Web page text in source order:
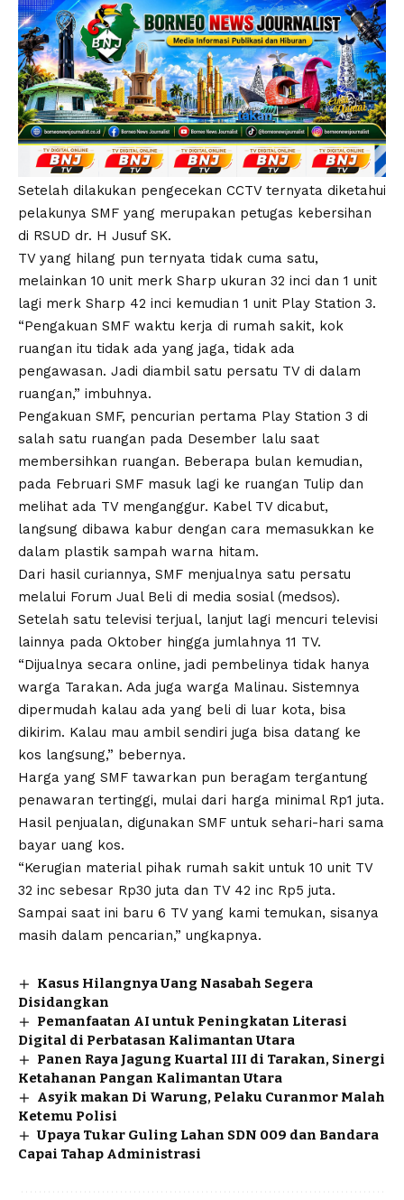
Setelah dilakukan pengecekan CCTV ternyata diketahui
pelakunya SMF yang merupakan petugas kebersihan
di RSUD dr. H Jusuf SK.
TV yang hilang pun ternyata tidak cuma satu,
melainkan 10 unit merk Sharp ukuran 32 inci dan 1 unit
lagi merk Sharp 42 inci kemudian 1 unit Play Station 3.
“Pengakuan SMF waktu kerja di rumah sakit, kok
ruangan itu tidak ada yang jaga, tidak ada
pengawasan. Jadi diambil satu persatu TV di dalam
ruangan,” imbuhnya.
Pengakuan SMF, pencurian pertama Play Station 3 di
salah satu ruangan pada Desember lalu saat
membersihkan ruangan. Beberapa bulan kemudian,
pada Februari SMF masuk lagi ke ruangan Tulip dan
melihat ada TV menganggur. Kabel TV dicabut,
langsung dibawa kabur dengan cara memasukkan ke
dalam plastik sampah warna hitam.
Dari hasil curiannya, SMF menjualnya satu persatu
melalui Forum Jual Beli di media sosial (medsos).
Setelah satu televisi terjual, lanjut lagi mencuri televisi
lainnya pada Oktober hingga jumlahnya 11 TV.
“Dijualnya secara online, jadi pembelinya tidak hanya
warga Tarakan. Ada juga warga Malinau. Sistemnya
dipermudah kalau ada yang beli di luar kota, bisa
dikirim. Kalau mau ambil sendiri juga bisa datang ke
kos langsung,” bebernya.
Harga yang SMF tawarkan pun beragam tergantung
penawaran tertinggi, mulai dari harga minimal Rp1 juta.
Hasil penjualan, digunakan SMF untuk sehari-hari sama
bayar uang kos.
“Kerugian material pihak rumah sakit untuk 10 unit TV
32 inc sebesar Rp30 juta dan TV 42 inc Rp5 juta.
Sampai saat ini baru 6 TV yang kami temukan, sisanya
masih dalam pencarian,” ungkapnya.
Kasus Hilangnya Uang Nasabah Segera
Disidangkan
Pemanfaatan AI untuk Peningkatan Literasi
Digital di Perbatasan Kalimantan Utara
Panen Raya Jagung Kuartal III di Tarakan, Sinergi
Ketahanan Pangan Kalimantan Utara
Asyik makan Di Warung, Pelaku Curanmor Malah
Ketemu Polisi
Upaya Tukar Guling Lahan SDN 009 dan Bandara
Capai Tahap Administrasi